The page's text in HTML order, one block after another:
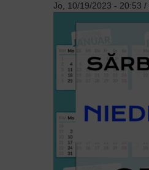
Jo, 10/19/2023 - 20:53 /